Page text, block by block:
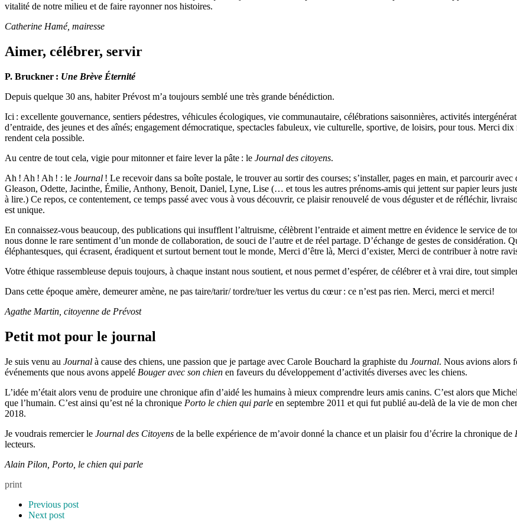
vitalité de notre milieu et de faire rayonner nos histoires.
Catherine Hamé, mairesse
Aimer, célébrer, servir
P. Bruckner : Une Brève Éternité
Depuis quelque 30 ans, habiter Prévost m’a toujours semblé une très grande bénédiction.
Ici : excellente gouvernance, sentiers pédestres, véhicules écologiques, vie communautaire, célébrations saisonnières, activités
d’entraide, des jeunes et des aînés; engagement démocratique, spectacles fabuleux, vie culturelle, sportive, de loisirs, pour tous. Merci
rendent cela possible.
Au centre de tout cela, vigie pour mitonner et faire lever la pâte : le Journal des citoyens.
Ah ! Ah ! Ah ! : le Journal ! Le recevoir dans sa boîte postale, le trouver au sortir des courses; s’installer, pages en main, et parcourir
Gleason, Odette, Jacinthe, Émilie, Anthony, Benoit, Daniel, Lyne, Lise (… et tous les autres prénoms-amis qui jettent sur papier leurs
à lire.) Ce repos, ce contentement, ce temps passé avec vous à vous découvrir, ce plaisir renouvelé de vous déguster et de réfléchir,
est unique.
En connaissez-vous beaucoup, des publications qui insufflent l’altruisme, célèbrent l’entraide et aiment mettre en évidence le service de
nous donne le rare sentiment d’un monde de collaboration, de souci de l’autre et de réel partage. D’échange de gestes de considération.
éléphantesques, qui écrasent, éradiquent et surtout bernent tout le monde, Merci d’être là, Merci d’exister, Merci de contribuer à notre
Votre éthique rassembleuse depuis toujours, à chaque instant nous soutient, et nous permet d’espérer, de célébrer et à vrai dire, tout
Dans cette époque amère, demeurer amène, ne pas taire/tarir/ tordre/tuer les vertus du cœur : ce n’est pas rien. Merci, merci et merci!
Agathe Martin, citoyenne de Prévost
Petit mot pour le journal
Je suis venu au Journal à cause des chiens, une passion que je partage avec Carole Bouchard la graphiste du Journal. Nous avions alors
événements que nous avons appelé Bouger avec son chien en faveurs du développement d’activités diverses avec les chiens.
L’idée m’était alors venu de produire une chronique afin d’aidé les humains à mieux comprendre leurs amis canins. C’est alors que
que l’humain. C’est ainsi qu’est né la chronique Porto le chien qui parle en septembre 2011 et qui fut publié au-delà de la vie de mon
2018.
Je voudrais remercier le Journal des Citoyens de la belle expérience de m’avoir donné la chance et un plaisir fou d’écrire la chronique de
lecteurs.
Alain Pilon, Porto, le chien qui parle
print
Previous post
Next post